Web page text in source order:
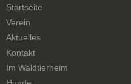
Navigation
überspringen
Startseite
Verein
Aktuelles
Kontakt
Navigation
überspringen
Im Waldtierheim